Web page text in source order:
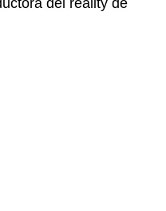
del reality de